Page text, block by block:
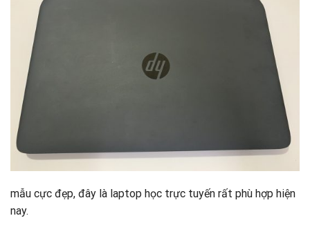
mẫu cực đẹp, đây là laptop học trực tuyến rất phù hợp hiện
nay.